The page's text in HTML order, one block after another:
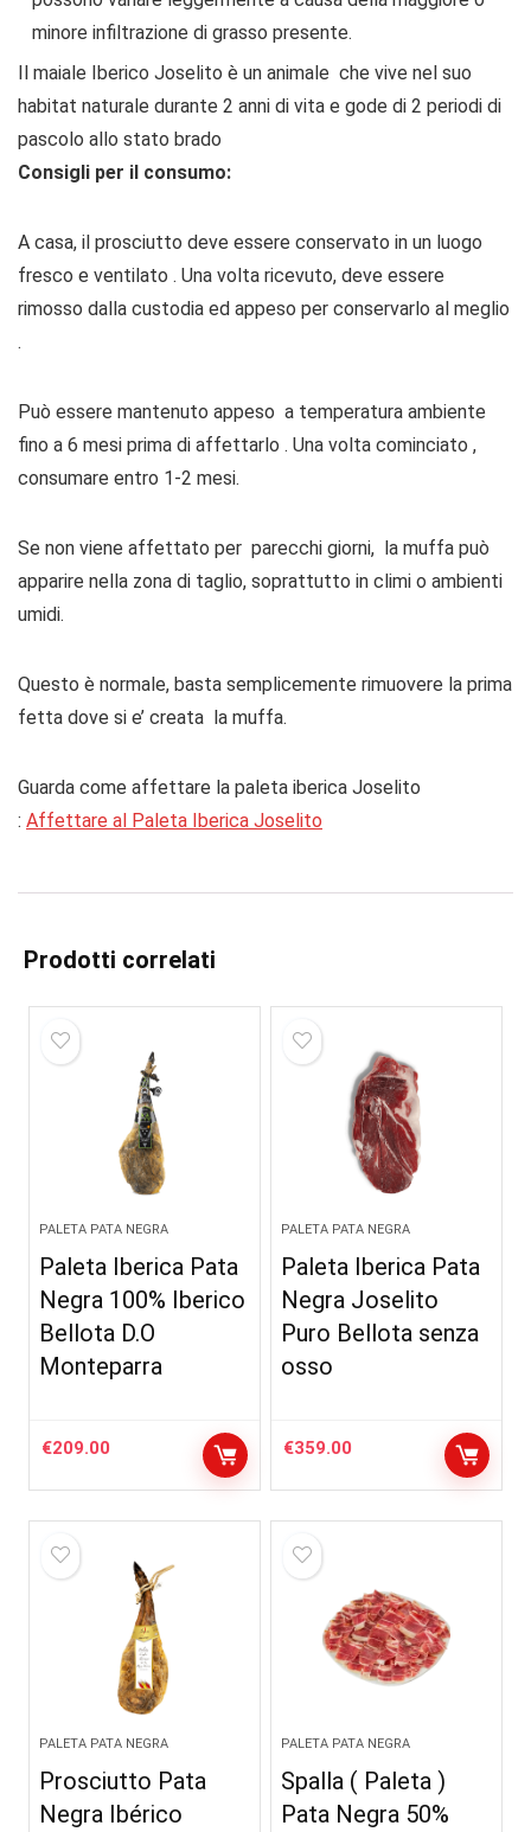
minore infiltrazione di grasso presente.
Il maiale Iberico Joselito è un animale che vive nel suo
habitat naturale durante 2 anni di vita e gode di 2 periodi di
pascolo allo stato brado
Consigli per il consumo:
A casa, il prosciutto deve essere conservato in un luogo
fresco e ventilato . Una volta ricevuto, deve essere
rimosso dalla custodia ed appeso per conservarlo al meglio
.
Può essere mantenuto appeso a temperatura ambiente
fino a 6 mesi prima di affettarlo . Una volta cominciato ,
consumare entro 1-2 mesi.
Se non viene affettato per parecchi giorni, la muffa può
apparire nella zona di taglio, soprattutto in climi o ambienti
umidi.
Questo è normale, basta semplicemente rimuovere la prima
fetta dove si e’ creata la muffa.
Guarda come affettare la paleta iberica Joselito
: Affettare al Paleta Iberica Joselito
Prodotti correlati
PALETA PATA NEGRA
Paleta Iberica Pata
Negra 100% Iberico
Bellota D.O
Monteparra
€209.00
PALETA PATA NEGRA
Paleta Iberica Pata
Negra Joselito
Puro Bellota senza
osso
€359.00
PALETA PATA NEGRA
Prosciutto Pata
Negra Ibérico
PALETA PATA NEGRA
Spalla ( Paleta )
Pata Negra 50%